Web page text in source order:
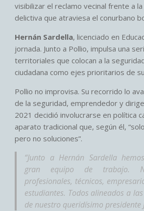
visibilizar el reclamo vecinal frente a
delictiva que atraviesa el conurbano
Hernán Sardella, licenciado en
jornada. Junto a Pollio, impulsa una
territoriales que colocan a la
ciudadana como ejes prioritarios de
Pollio no improvisa. Su recorrido lo
de la seguridad, emprendedor y
2021 decidió involucrarse en política
aparato tradicional que, según él,
pero no soluciones”.
“Junto a Hernán Sardella
gran equipo de trabajo.
profesionales, técnicos,
estudiantes. Todos alineados a
de nuestro queridísimo presidente